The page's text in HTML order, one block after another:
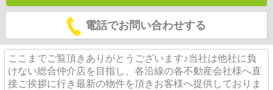
電話でお問い合わせする
ここまでご覧頂きありがとうございます♪当社は他社に負
けない総合仲介店を目指し、各沿線の各不動産会社様へ直
接ご挨拶に行き最新の物件を頂きお客様へ提供しておりま